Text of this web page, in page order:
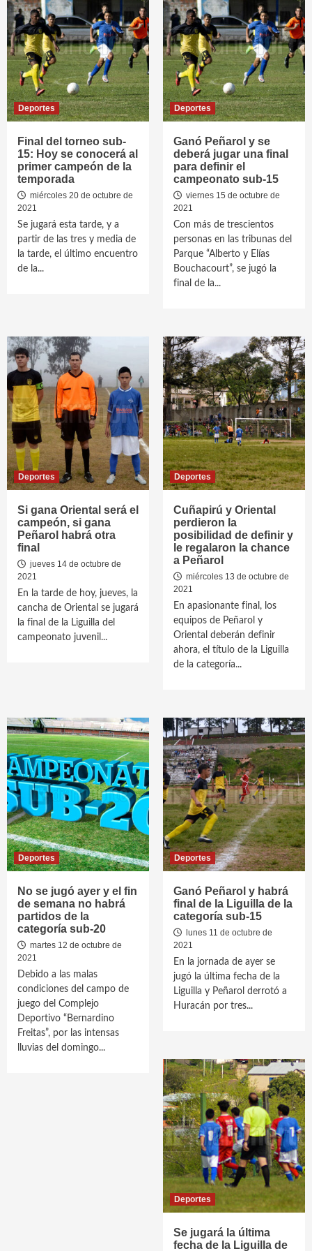
Deportes
Final del torneo sub-
15: Hoy se conocerá al
primer campeón de la
temporada
miércoles 20 de octubre de
2021
Se jugará esta tarde, y a
partir de las tres y media de
la tarde, el último encuentro
de la...
Deportes
Ganó Peñarol y se
deberá jugar una final
para definir el
campeonato sub-15
viernes 15 de octubre de
2021
Con más de trescientos
personas en las tribunas del
Parque “Alberto y Elías
Bouchacourt”, se jugó la
final de la...
Deportes
Si gana Oriental será el
campeón, si gana
Peñarol habrá otra
final
jueves 14 de octubre de
2021
En la tarde de hoy, jueves, la
cancha de Oriental se jugará
la final de la Liguilla del
campeonato juvenil...
Deportes
Cuñapirú y Oriental
perdieron la
posibilidad de definir y
le regalaron la chance
a Peñarol
miércoles 13 de octubre de
2021
En apasionante final, los
equipos de Peñarol y
Oriental deberán definir
ahora, el título de la Liguilla
de la categoría...
Deportes
No se jugó ayer y el fin
de semana no habrá
partidos de la
categoría sub-20
martes 12 de octubre de
2021
Debido a las malas
condiciones del campo de
juego del Complejo
Deportivo “Bernardino
Freitas”, por las intensas
lluvias del domingo...
Deportes
Ganó Peñarol y habrá
final de la Liguilla de la
categoría sub-15
lunes 11 de octubre de
2021
En la jornada de ayer se
jugó la última fecha de la
Liguilla y Peñarol derrotó a
Huracán por tres...
Deportes
Se jugará la última
fecha de la Liguilla de